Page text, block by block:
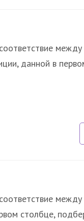
данной в
столбце,